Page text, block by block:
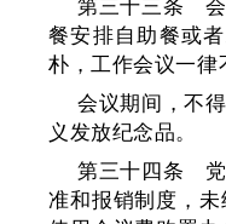
第三十三条 会
餐安排自助餐或
朴，工作会议一律
会议期间，不
义发放纪念品。
第三十四条 党
准和报销制度，